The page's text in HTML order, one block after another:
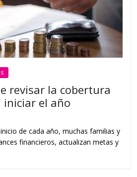
revisar la cobertura
iniciar el año
de cada año, muchas familias y
financieros, actualizan metas y